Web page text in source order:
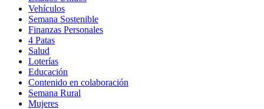
Vehículos
Semana Sostenible
Finanzas Personales
4 Patas
Salud
Loterías
Educación
Contenido en colaboración
Semana Rural
Mujeres